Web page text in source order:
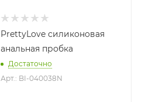
PrettyLove силиконовая
анальная пробка
Достаточно
Арт.: BI-040038N